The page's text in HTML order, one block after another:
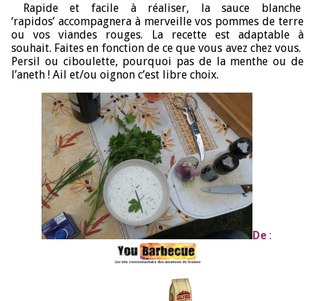
Rapide et facile à réaliser, la sauce blanche
‘rapidos’ accompagnera à merveille vos pommes de terre
ou vos viandes rouges. La recette est adaptable à
souhait. Faites en fonction de ce que vous avez chez vous.
Persil ou ciboulette, pourquoi pas de la menthe ou de
l’aneth ! Ail et/ou oignon c’est libre choix.
De :